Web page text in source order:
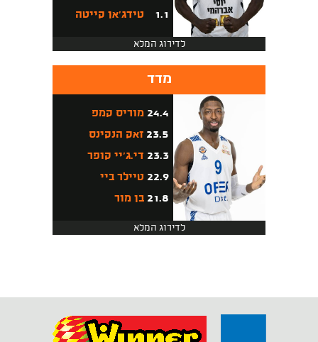
1.1
טידג'אן קייטה
לדירוג המלא
מדד
24.4 מוריס קמפ
23.5 זאק הנקינס
23.3 די.ג'יי קופר
22.9 טיילר ביי
21.8 בן מור
לדירוג המלא